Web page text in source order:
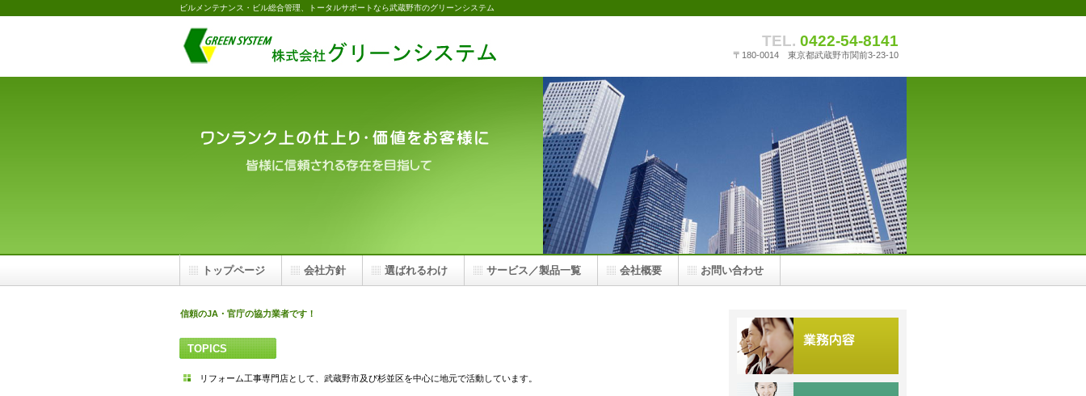
ビルメンテナンス・ビル総合管理、トータルサポートなら武蔵野市のグリーンシステム
TEL. 0422-54-8141
〒180-0014 東京都武蔵野市関前3-23-10
信頼のJA・官庁の協力業者です！
TOPICS
リフォーム工事専門店として、武蔵野市及び杉並区を中心に地元で活動しています。
トップページ 会社方針 選ばれるわけ サービス／製品一覧 会社概要 お問い合わせ